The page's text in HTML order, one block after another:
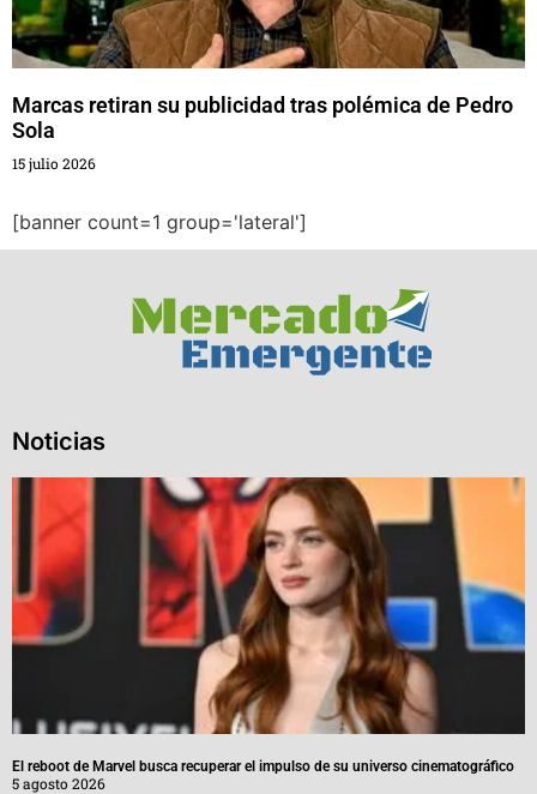
Marcas retiran su publicidad tras polémica de Pedro
Sola
15 julio 2026
[banner count=1 group='lateral']
Noticias
El reboot de Marvel busca recuperar el impulso de su universo cinematográfico
5 agosto 2026